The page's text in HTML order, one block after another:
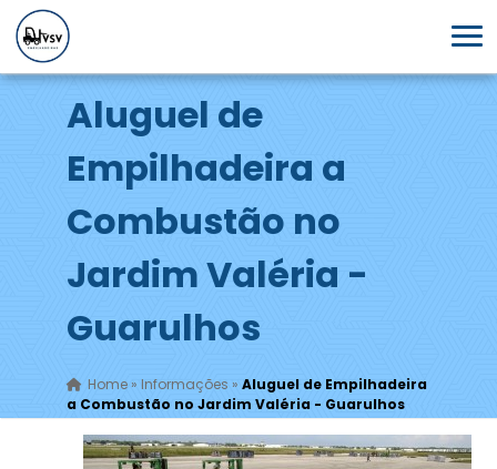
Aluguel de
Empilhadeira a
Combustão no
Jardim Valéria -
Guarulhos
Home» Informações » Aluguel de Empilhadeira
a Combustão no Jardim Valéria - Guarulhos